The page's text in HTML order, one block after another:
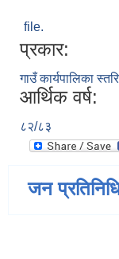
file.
प्रकार:
गाउँ कार्यपालिका
आर्थिक वर्ष:
८२/८३
जन